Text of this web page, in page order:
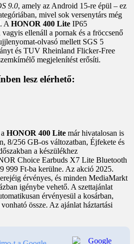
9.0, amely az Android 15-re épül – ez
mivel sok versenytárs még
A HONOR 400 Lite IP65
ellenáll a pornak és a fröccsenő
olvasó mellett SGS 5
és TUV Rheinland Flicker-Free
megjelenítést erősíti.
lesz elérhető:
HONOR 400 Lite már hivatalosan is
8/256 GB-os változatban, Éjfekete és
a készülékhez
Choice Earbuds X7 Lite Bluetooth
999 Ft-ba kerülne. Az akció 2025.
érvényes, és minden MediaMarkt
igénybe vehető. A szettajánlat
érvényesül a kosárban,
össze. Az ajánlat háztartási